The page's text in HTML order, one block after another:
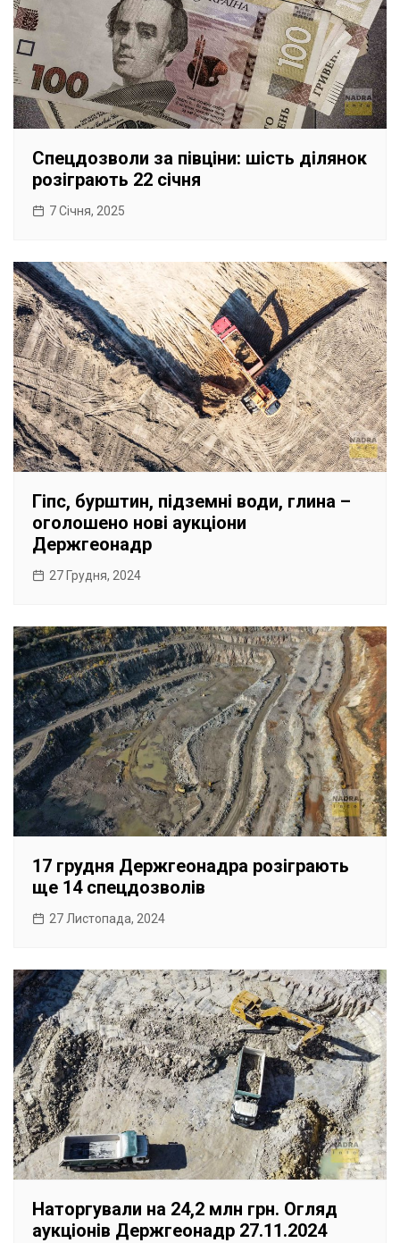
Спецдозволи за півціни: шість ділянок
розіграють 22 січня
7 Січня, 2025
Гіпс, бурштин, підземні води, глина –
оголошено нові аукціони
Держгеонадр
27 Грудня, 2024
17 грудня Держгеонадра розіграють
ще 14 спецдозволів
27 Листопада, 2024
Наторгували на 24,2 млн грн. Огляд
аукціонів Держгеонадр 27.11.2024